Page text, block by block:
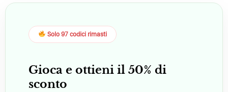
Solo 97 codici rimasti
Gioca e ottieni il 50% di
sconto